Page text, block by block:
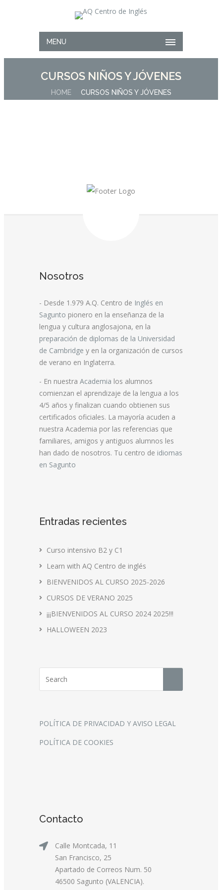
MENU
CURSOS NIÑOS Y JÓVENES
HOME CURSOS NIÑOS Y JÓVENES
Nosotros
- Desde 1.979 A.Q. Centro de Inglés en
Sagunto pionero en la enseñanza de la
lengua y cultura anglosajona, en la
preparación de diplomas de la Universidad
de Cambridge y en la organización de cursos
de verano en Inglaterra.
- En nuestra Academia los alumnos
comienzan el aprendizaje de la lengua a los
4/5 años y finalizan cuando obtienen sus
certificados oficiales. La mayoría acuden a
nuestra Academia por las referencias que
familiares, amigos y antiguos alumnos les
han dado de nosotros. Tu centro de idiomas
en Sagunto
Entradas recientes
Curso intensivo B2 y C1
Learn with AQ Centro de inglés
BIENVENIDOS AL CURSO 2025-2026
CURSOS DE VERANO 2025
¡¡¡BIENVENIDOS AL CURSO 2024 2025!!!
HALLOWEEN 2023
POLÍTICA DE PRIVACIDAD Y AVISO LEGAL
POLÍTICA DE COOKIES
Contacto
Calle Montcada, 11
San Francisco, 25
Apartado de Correos Num. 50
46500 Sagunto (VALENCIA).